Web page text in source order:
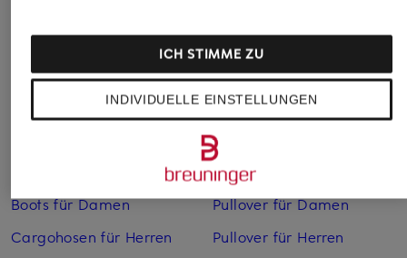
Weitere Kategorien
Boots für Damen
Cargohosen für Herren
Mäntel für Herren
Pullover für Damen
Pullover für Herren
INDIVIDUELLE EINSTELLUNGEN
ICH STIMME ZU